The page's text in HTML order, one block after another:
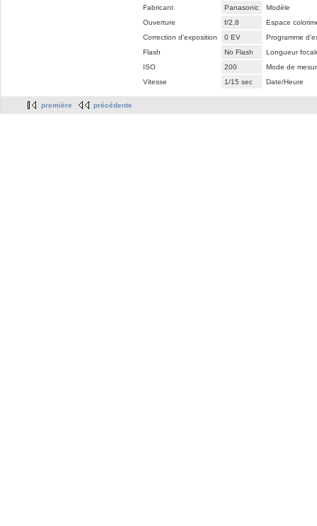
Fabricant
Panasonic
Modèle
Ouverture
f/2,8
Espace
Correction d'exposition
0 EV
Programme
Flash
No Flash
Longueur
ISO
200
Mode de
Vitesse
1/15 sec Date/Heure
première précédente